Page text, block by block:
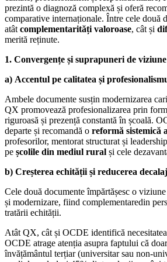
prezintă o diagnoză complexă și oferă
comparative internaționale. Între cele două
atâtcomplementarități valoroase, cât și
merită reținute.
1. Convergențe și suprapuneri de viziune
a) Accentul pe calitatea și
Ambele documente susțin modernizarea
QX promovează profesionalizarea prin
riguroasă și prezență constantă în școală.
departe și recomandă o reformă sistemică
profesorilor, mentorat structurat și
pe școlile din mediul rural și cele
b) Creșterea echității și reducerea
Cele două documente împărtășesc o
și modernizare, fiind complementaredin
tratării echității.
Atât QX, cât și OCDE identifică
OCDE atrage atenția asupra faptului că
învățământul terțiar (universitar sau non-